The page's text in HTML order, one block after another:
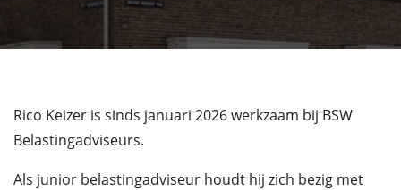
Rico Keizer is sinds januari 2026 werkzaam bij BSW
Belastingadviseurs.
Als junior belastingadviseur houdt hij zich bezig met